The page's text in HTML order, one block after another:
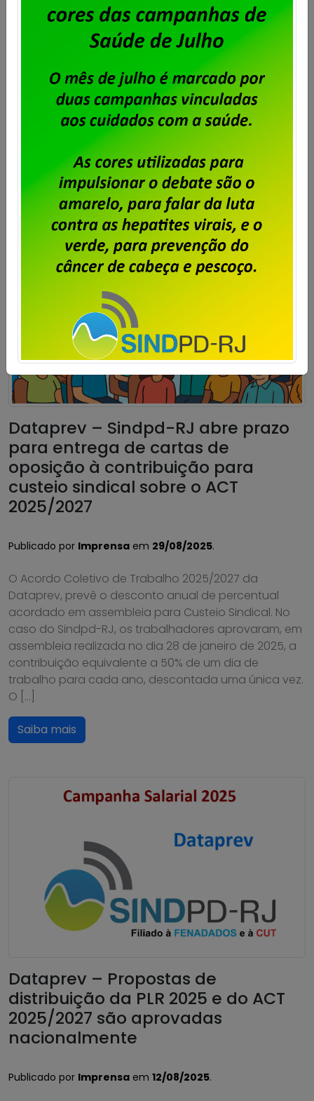
Dataprev: encerrado prazo para
envio de cartas de oposição
05/09/2025
Conforme matéria publicada no dia 28 de agosto,
foi encerrado hoje, às 17 horas, o recebimento de
cartas de oposição à contribuição para custeio
sindical sobre o ACT 2025/2027 relativa ao ano
corrente (2025).
Saiba mais
Dataprev – Sindpd-RJ abre prazo
para entrega de cartas de
oposição à contribuição para
custeio sindical sobre o ACT
2025/2027
Publicado por Imprensa em 29/08/2025.
O Acordo Coletivo de Trabalho 2025/2027 da
Dataprev, prevê o desconto anual de percentual
acordado em assembleia para Custeio Sindical. No
caso do Sindpd-RJ, os trabalhadores aprovaram, em
assembleia realizada no dia 28 de janeiro de 2025, a
contribuição equivalente a 50% de um dia de
trabalho para cada ano, descontada uma única vez.
O […]
Saiba mais
Dataprev – Propostas de
distribuição da PLR 2025 e do ACT
2025/2027 são aprovadas
nacionalmente
Publicado por Imprensa em 12/08/2025.